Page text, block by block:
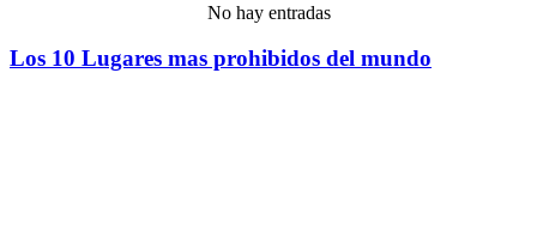
No hay entradas
Los 10 Lugares mas prohibidos del mundo